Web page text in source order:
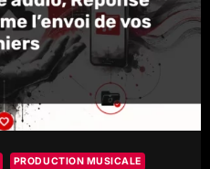
PRODUCTION MUSICALE